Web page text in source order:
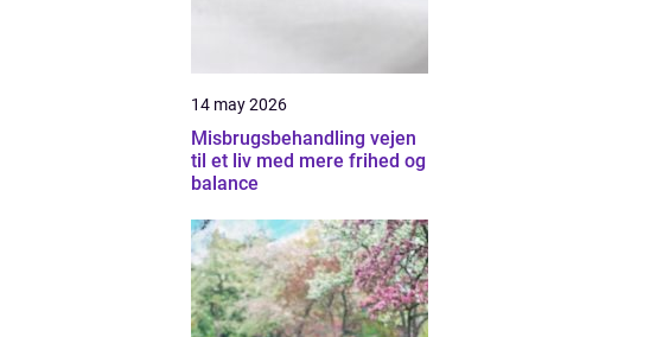
14 may 2026
Misbrugsbehandling vejen
til et liv med mere frihed og
balance